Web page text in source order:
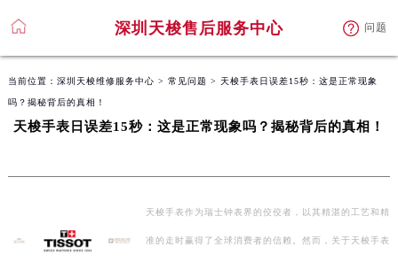
深圳天梭售后服务中心 问题
当前位置： 深圳天梭维修服务中心 > 常见问题 > 天梭手表日误差15秒：这是正常现象
吗？揭秘背后的真相！
天梭手表日误差15秒：这是正常现象吗？揭秘背后的真相！
天梭手表作为瑞士钟表界的佼佼者，以其精湛的工艺和精
准的走时赢得了全球消费者的信赖。然而，关于天梭手表